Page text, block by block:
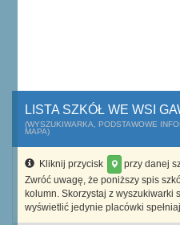
LISTA SZKÓŁ WE WSI
(WYSZUKIWARKA, PODSTAWOWE
MAPA)
Kliknij przycisk
przy danej
Zwróć uwagę, że poniższy spis
kolumn. Skorzystaj z wyszukiwarki
wyświetlić jedynie placówki